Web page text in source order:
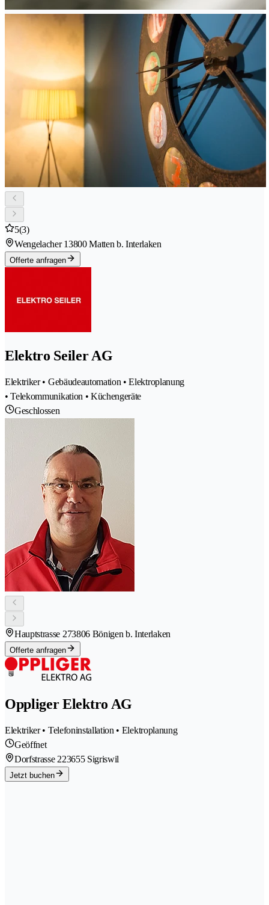
5(3)
Wengelacher 13800 Matten b. Interlaken
Offerte anfragen
Elektro Seiler AG
Elektriker • Gebäudeautomation • Elektroplanung
• Telekommunikation • Küchengeräte
Geschlossen
Hauptstrasse 273806 Bönigen b. Interlaken
Offerte anfragen
Oppliger Elektro AG
Elektriker • Telefoninstallation • Elektroplanung
Geöffnet
Dorfstrasse 223655 Sigriswil
Jetzt buchen